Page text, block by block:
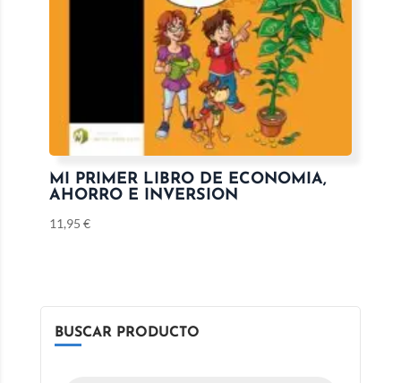
MI PRIMER LIBRO DE ECONOMIA,
AHORRO E INVERSION
11,95 €
BUSCAR PRODUCTO